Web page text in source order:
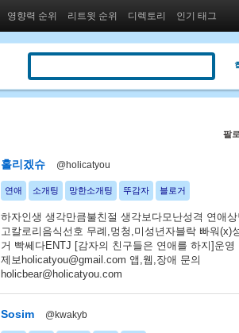
영향력 순위 리트윗 순위 디렉토리 인기 태그
팔
홀리겠슈 @holicatyou
연애 소개팅 망한소개팅 뚜감자 블로거
하자인생 생각만큼불친절 생각보다모난성격 연애
고칼로리음식선호 무례,멍청,미성년자블락 빠워(x)
거 빡쎄다ENTJ [감자의 친구들은 연애를 하지]운영
제보holicatyou@gmail.com 앱,웹,장애 문의
holicbear@holicatyou.com
Sosim @kwakyb